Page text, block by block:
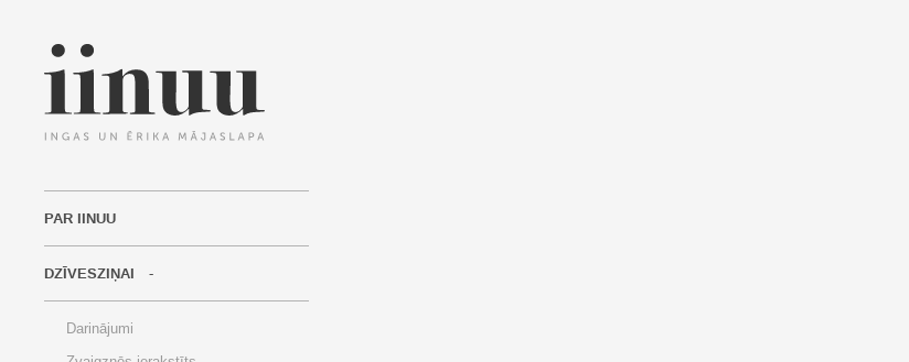
PAR IINUU
DZĪVESZIŅAI
Darinājumi